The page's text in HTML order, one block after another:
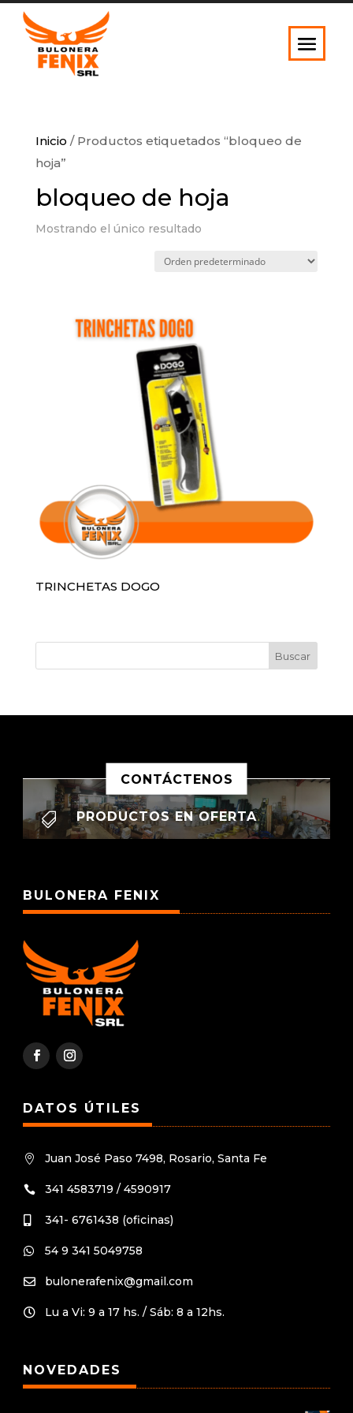
Inicio / Productos etiquetados “bloqueo de
hoja”
bloqueo de hoja
Mostrando el único resultado
TRINCHETAS DOGO
CONTÁCTENOS
 PRODUCTOS EN OFERTA
BULONERA FENIX
DATOS ÚTILES
 Juan José Paso 7498, Rosario, Santa Fe
 341 4583719 / 4590917
 341- 6761438 (oficinas)
 54 9 341 5049758
 bulonerafenix@gmail.com
 Lu a Vi: 9 a 17 hs. / Sáb: 8 a 12hs.
NOVEDADES